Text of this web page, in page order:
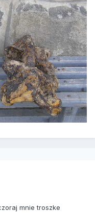
mnie troszke